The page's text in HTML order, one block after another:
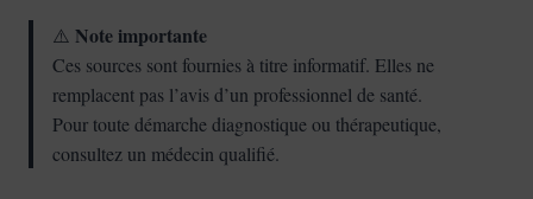
⚠️ Note importante
Ces sources sont fournies à titre informatif. Elles ne
remplacent pas l’avis d’un professionnel de santé.
Pour toute démarche diagnostique ou thérapeutique,
consultez un médecin qualifié.